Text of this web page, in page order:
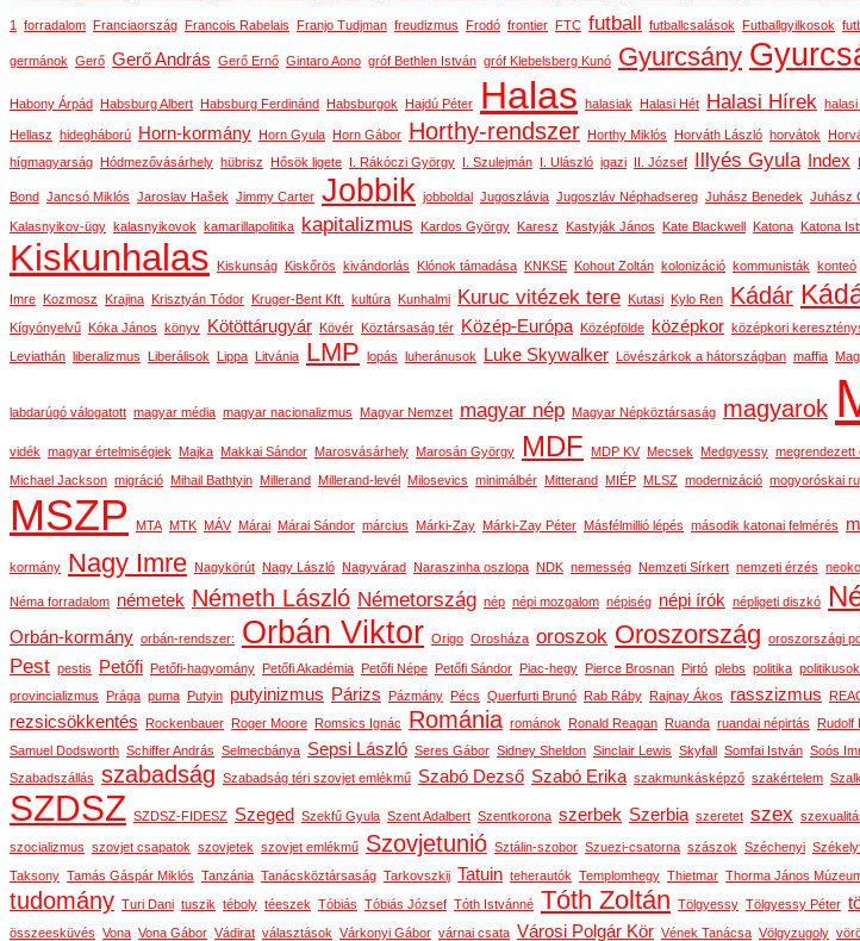
1 forradalom Franciaország Francois Rabelais Franjo Tudjman freudizmus Frodó frontier FTC futball futballcsalások Futballgyilkosok
germánok Gerő Gerő András Gerő Ernő Gintaro Aono gróf Bethlen István gróf Klebelsberg Kunó Gyurcsány
Habony Árpád Habsburg Albert Habsburg Ferdinánd Habsburgok Hajdú Péter Halas halasiak Halasi Hét Halasi Hírek
Hellasz hidegháború Horn-kormány Horn Gyula Horn Gábor Horthy-rendszer Horthy Miklós Horváth László horvátok
hígmagyarság Hódmezővásárhely hübrisz Hősök ligete I. Rákóczi György I. Szulejmán I. Ulászló igazi II. József Illyés Gyula Index
Bond Jancsó Miklós Jaroslav Hašek Jimmy Carter Jobbik jobboldal Jugoszlávia Jugoszláv Néphadsereg Juhász Benedek Juhász
Kalasnyikov-ügy kalasnyikovok kamarillapolitika kapitalizmus Kardos György Karesz Kastyják János Kate Blackwell Katona Katona
Kiskunhalas Kiskunság Kiskőrös kivándorlás Klónok támadása KNKSE Kohout Zoltán kolonizáció kommunisták konteó
Imre Kozmosz Krajina Krisztyán Tódor Kruger-Bent Kft. kultúra Kunhalmi Kuruc vitézek tere Kutasi Kylo Ren Kádár
Kígyónyelvű Kóka János könyv Kötöttárugyár Kövér Köztársaság tér Közép-Európa Középfölde középkor középkori
Leviathán liberalizmus Liberálisok Lippa Litvánia LMP lopás luheránusok Luke Skywalker Lövészárkok a hátországban maffia
labdarúgó válogatott magyar média magyar nacionalizmus Magyar Nemzet magyar nép Magyar Népköztársaság magyarok
vidék magyar értelmiségiek Majka Makkai Sándor Marosvásárhely Marosán György MDF MDP KV Mecsek Medgyessy megrendezett
Michael Jackson migráció Mihail Bathtyin Millerand Millerand-levél Milosevics minimálbér Mitterand MIÉP MLSZ modernizáció mogyoróskai
MSZP MTA MTK MÁV Márai Márai Sándor március Márki-Zay Márki-Zay Péter Másfélmillió lépés második katonai felmérés
kormány Nagy Imre Nagykörút Nagy László Nagyvárad Naraszinha oszlopa NDK nemesség Nemzeti Sírkert nemzeti érzés
Néma forradalom németek Németh László Németország nép népi mozgalom népiség népi írók népligeti diszkó
Orbán-kormány orbán-rendszer: Orbán Viktor Origo Orosháza oroszok Oroszország oroszországi
Pest pestis Petőfi Petőfi-hagyomány Petőfi Akadémia Petőfi Népe Petőfi Sándor Piac-hegy Pierce Brosnan Pirtó plebs politika politikusok
provincializmus Prága puma Putyin putyinizmus Párizs Pázmány Pécs Querfurti Brunó Rab Ráby Rajnay Ákos rasszizmus
rezsicsökkentés Rockenbauer Roger Moore Romsics Ignác Románia románok Ronald Reagan Ruanda ruandai népirtás Rudolf
Samuel Dodsworth Schiffer András Selmecbánya Sepsi László Seres Gábor Sidney Sheldon Sinclair Lewis Skyfall Somfai István Soós
Szabadszállás szabadság Szabadság téri szovjet emlékmű Szabó Dezső Szabó Erika szakmunkásképző szakértelem
SZDSZ SZDSZ-FIDESZ Szeged Szekfű Gyula Szent Adalbert Szentkorona szerbek Szerbia szeretet szex
szocializmus szovjet csapatok szovjetek szovjet emlékmű Szovjetunió Sztálin-szobor Szuezi-csatorna szászok Széchenyi
Taksony Tamás Gáspár Miklós Tanzánia Tanácsköztársaság Tarkovszkij Tatuin teherautók Templomhegy Thietmar Thorma János
tudomány Turi Dani tuszik téboly téeszek Tóbiás Tóbiás József Tóth Istvánné Tóth Zoltán Tölgyessy Tölgyessy Péter
összeesküvés Vona Vona Gábor Vádirat választások Várkonyi Gábor várnai csata Városi Polgár Kör Vének Tanácsa Völgyzugoly